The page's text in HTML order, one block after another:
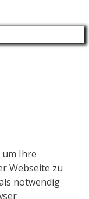
um Ihre
Webseite zu
notwendig